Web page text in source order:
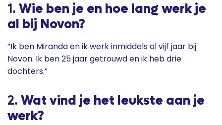
1. Wie ben je en hoe lang werk je
al bij Novon?
”Ik ben Miranda en ik werk inmiddels al vijf jaar bij
Novon. Ik ben 25 jaar getrouwd en ik heb drie
dochters.”
2. Wat vind je het leukste aan je
werk?